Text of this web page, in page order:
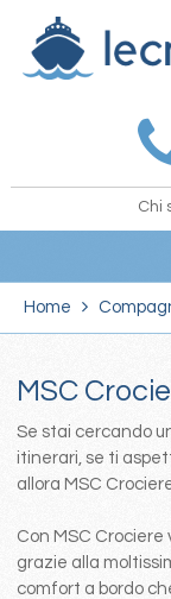
Chi
Home
MSC
Se stai cercando
itinerari, se ti
allora MSC
Con MSC Crociere
grazie alla
comfort a bordo